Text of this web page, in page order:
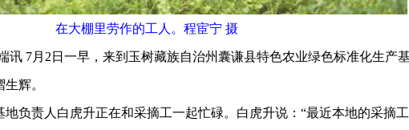
在大棚里劳作的工人。程宦宁 摄
7月2日一早，来到玉树藏族自治州囊谦县特色农业绿色标准化生产
辉。
责人白虎升正在和采摘工一起忙碌。白虎升说：“最近本地的采摘